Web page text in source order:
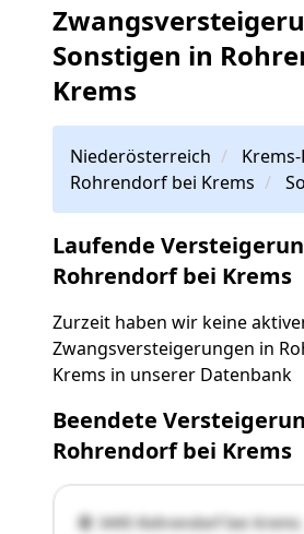
Sonstigen in
Krems
Niederösterreich
Rohrendorf bei Krems
Laufende
Rohrendorf bei Krems
Zurzeit haben wir keine
Zwangsversteigerungen in
Krems in unserer Datenbank
Beendete
Rohrendorf bei Krems
3495 Rohrendorf bei Krems